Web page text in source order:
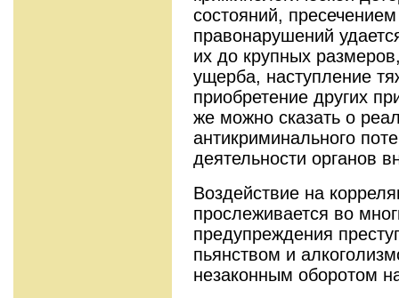
состояний,
правонарушений
их до крупных
ущерба, наступление
приобретение других
же можно сказать о
антикриминального
деятельности органов
Воздействие на
прослеживается во
предупреждения
пьянством и
незаконным оборотом